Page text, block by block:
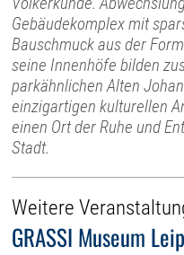
Gebäudekomplex mit
Bauschmuck aus der
seine Innenhöfe bilden
parkähnlichen Alten
einzigartigen kulturellen
einen Ort der Ruhe und
Stadt.
Weitere
GRASSI Museum